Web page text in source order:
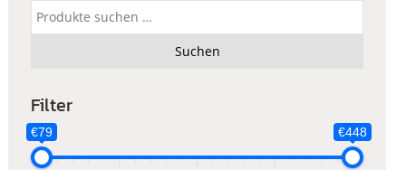
Suchen
nach:
Suchen
Filter
€79 €448